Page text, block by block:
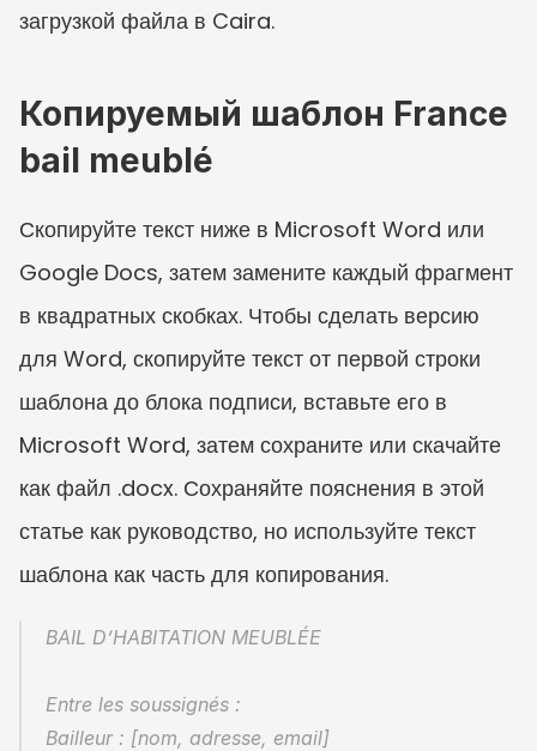
загрузкой файла в Caira.
Копируемый шаблон France
bail meublé
Скопируйте текст ниже в Microsoft Word или
Google Docs, затем замените каждый фрагмент
в квадратных скобках. Чтобы сделать версию
для Word, скопируйте текст от первой строки
шаблона до блока подписи, вставьте его в
Microsoft Word, затем сохраните или скачайте
как файл .docx. Сохраняйте пояснения в этой
статье как руководство, но используйте текст
шаблона как часть для копирования.
BAIL D’HABITATION MEUBLÉE
Entre les soussignés :
Bailleur : [nom, adresse, email]